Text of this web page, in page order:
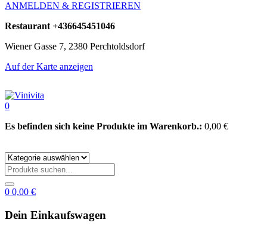
ANMELDEN & REGISTRIEREN
Restaurant +436645451046
Wiener Gasse 7, 2380 Perchtoldsdorf
Auf der Karte anzeigen
0
Es befinden sich keine Produkte im Warenkorb.: 0,00 €
0 0,00 €
Dein Einkaufswagen